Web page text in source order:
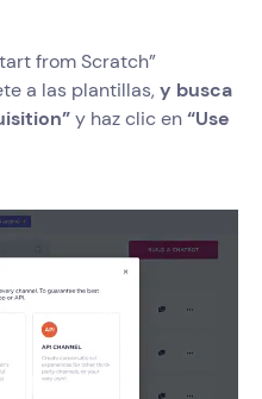
from Scratch”
a las plantillas, y busca
y haz clic en“Use